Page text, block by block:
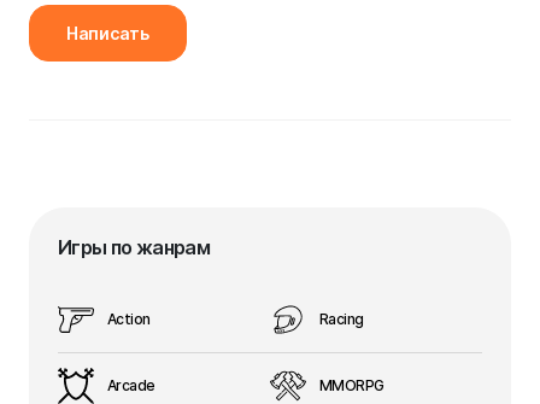
Написать
Игры по жанрам
Action
Arcade
Racing
MMORPG